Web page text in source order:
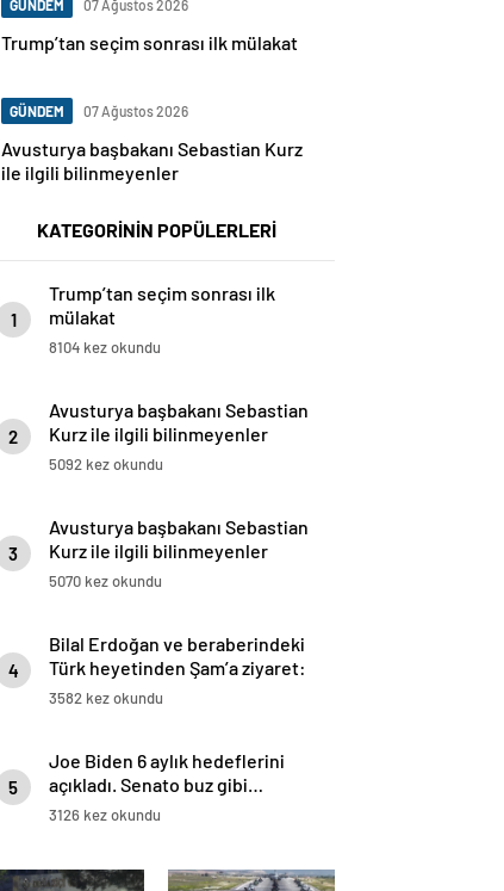
GÜNDEM 07 Ağustos 2026
Trump’tan seçim sonrası ilk mülakat
GÜNDEM 07 Ağustos 2026
Avusturya başbakanı Sebastian Kurz
ile ilgili bilinmeyenler
KATEGORİNİN POPÜLERLERİ
1
Trump’tan seçim sonrası ilk
mülakat
8104 kez okundu
2
Avusturya başbakanı Sebastian
Kurz ile ilgili bilinmeyenler
5092 kez okundu
3
Avusturya başbakanı Sebastian
Kurz ile ilgili bilinmeyenler
5070 kez okundu
4
Bilal Erdoğan ve beraberindeki
Türk heyetinden Şam’a ziyaret:
Emevi Camii’nde namaz kıldılar
3582 kez okundu
5
Joe Biden 6 aylık hedeflerini
açıkladı. Senato buz gibi…
3126 kez okundu